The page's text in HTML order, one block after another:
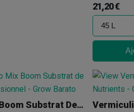
21,20 €
Coco Mix Boom Substrat De Coco Professionnel